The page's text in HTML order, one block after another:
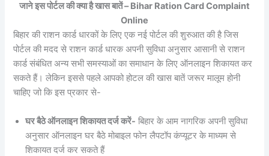
जाने इस पोर्टल की क्या है खास बातें – Bihar Ration Card Complaint
Online
बिहार की राशन कार्ड धारकों के लिए एक नई पोर्टल की शुरुआत की है जिस
पोर्टल की मदद से राशन कार्ड धारक अपनी सुविधा अनुसार आसानी से राशन
कार्ड संबंधित अन्य सभी समस्याओं का समाधान के लिए ऑनलाइन शिकायत कर
सकते हैं। लेकिन इससे पहले आपको होटल की खास बातें जरूर मालूम होनी
चाहिए जो कि इस प्रकार से-
घर बैठे ऑनलाइन शिकायत दर्ज करें- बिहार के आम नागरिक अपनी सुविधा
अनुसार ऑनलाइन घर बैठे मोबाइल फोन लैपटॉप कंप्यूटर के माध्यम से
शिकायत दर्ज कर सकते हैं